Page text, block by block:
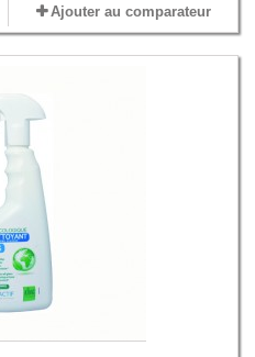
Ajouter au comparateur